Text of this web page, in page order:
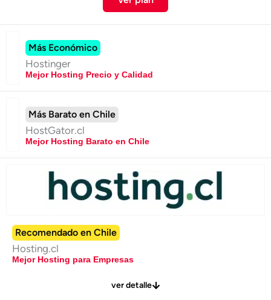
Hostinger
Más Económico
Mejor Hosting Precio y Calidad
HostGator.cl
Más Barato en Chile
Mejor Hosting Barato en Chile
Hosting.cl
Recomendado en Chile
Mejor Hosting para Empresas
ver detalle